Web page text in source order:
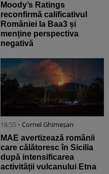
Moody’s Ratings
reconfirmă calificativul
României la Baa3 și
menține perspectiva
negativă
16:55 • Cornel Ghimeșan
MAE avertizează românii
care călătoresc în Sicilia
după intensificarea
activității vulcanului Etna